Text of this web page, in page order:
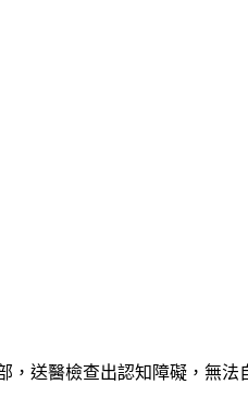
送醫檢查出認知障礙，無